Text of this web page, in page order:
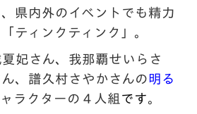
県内外のイベントでも精力
ティンク ティンク 」 。
妃さん、我那覇せいらさ
、 譜久村さやかさんの 明る
ラクターの４人組 です。